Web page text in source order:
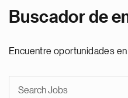
Buscador de
Encuentre oportunidades